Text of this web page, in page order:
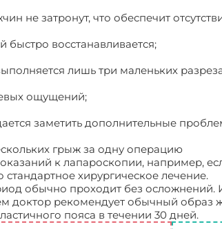
не затронут, что обеспечит
быстро восстанавливается;
лишь три маленьких
ощущений;
заметить дополнительные
грыж за одну операцию
к лапароскопии, например,
хирургическое лечение.
обычно проходит без осложнений.
доктор рекомендует обычный образ
пояса в течении 30 дней.